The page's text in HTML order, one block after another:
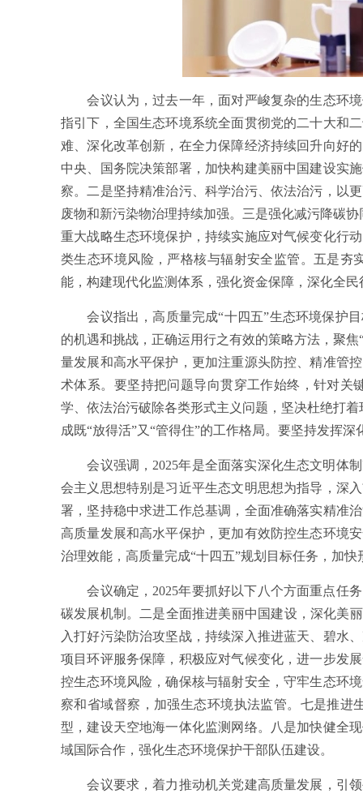
会议认为，过去一年，面对严峻复杂的生态环境
指引下，全国生态环境系统全面贯彻党的二十大和
难、深化改革创新，在全力保障经济持续回升向好
中央、国务院决策部署，加快构建美丽中国建设实
察。二是坚持精准治污、科学治污、依法治污，以
废物和新污染物治理持续加强。三是强化减污降碳
重大战略生态环境保护，持续实施应对气候变化行
类生态环境风险，严格核与辐射安全监管。五是夯
能，构建现代化监测体系，强化资金保障，深化全
会议指出，高质量完成“十四五”生态环境保护目
的机遇和挑战，正确运用行之有效的策略方法，聚
量发展和高水平保护，更加注重源头防控、精准管
术体系。要坚持把问题导向贯穿工作始终，针对关
学、依法治污破除各类形式主义问题，坚决杜绝打
成既“放得活”又“管得住”的工作格局。要坚持发挥
会议强调，2025年是全面落实深化生态文明体制
会主义思想特别是习近平生态文明思想为指导，深
署，坚持稳中求进工作总基调，全面准确落实精准
高质量发展和高水平保护，更加有效防控生态环境
治理效能，高质量完成“十四五”规划目标任务，加
会议确定，2025年要抓好以下八个方面重点任务
碳发展机制。二是全面推进美丽中国建设，深化美
入打好污染防治攻坚战，持续深入推进蓝天、碧水
项目环评服务保障，积极应对气候变化，进一步发
控生态环境风险，确保核与辐射安全，守牢生态环
察和省域督察，加强生态环境执法监管。七是推进
型，建设天空地海一体化监测网络。八是加快健全
域国际合作，强化生态环境保护干部队伍建设。
会议要求，着力推动机关党建高质量发展，引领